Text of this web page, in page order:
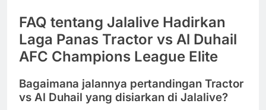
FAQ tentang Jalalive Hadirkan
Laga Panas Tractor vs Al Duhail
AFC Champions League Elite
Bagaimana jalannya pertandingan Tractor
vs Al Duhail yang disiarkan di Jalalive?